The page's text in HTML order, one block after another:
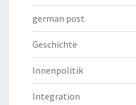
german post
Geschichte
Innenpolitik
Integration